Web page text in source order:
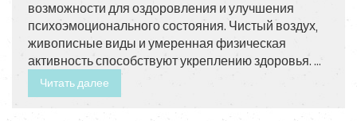
возможности для оздоровления и улучшения
психоэмоционального состояния. Чистый воздух,
живописные виды и умеренная физическая
активность способствуют укреплению здоровья. В
горах можно насладиться единением с природой,
исправить биоритмы тела и, конечно, отвлечься от
Читать далее